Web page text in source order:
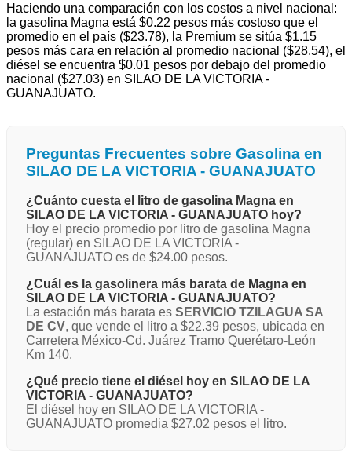
Haciendo una comparación con los costos a nivel nacional:
la gasolina Magna está $0.22 pesos más costoso que el
promedio en el país ($23.78), la Premium se sitúa $1.15
pesos más cara en relación al promedio nacional ($28.54), el
diésel se encuentra $0.01 pesos por debajo del promedio
nacional ($27.03) en SILAO DE LA VICTORIA -
GUANAJUATO.
Preguntas Frecuentes sobre Gasolina en
SILAO DE LA VICTORIA - GUANAJUATO
¿Cuánto cuesta el litro de gasolina Magna en
SILAO DE LA VICTORIA - GUANAJUATO hoy?
Hoy el precio promedio por litro de gasolina Magna
(regular) en SILAO DE LA VICTORIA -
GUANAJUATO es de $24.00 pesos.
¿Cuál es la gasolinera más barata de Magna en
SILAO DE LA VICTORIA - GUANAJUATO?
La estación más barata es SERVICIO TZILAGUA SA
DE CV, que vende el litro a $22.39 pesos, ubicada en
Carretera México-Cd. Juárez Tramo Querétaro-León
Km 140.
¿Qué precio tiene el diésel hoy en SILAO DE LA
VICTORIA - GUANAJUATO?
El diésel hoy en SILAO DE LA VICTORIA -
GUANAJUATO promedia $27.02 pesos el litro.